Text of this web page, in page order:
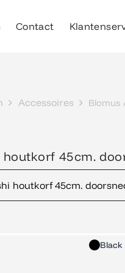
Contact
Accessoires
Blomus
houtkorf 45cm.
houtkorf 45cm.
Black